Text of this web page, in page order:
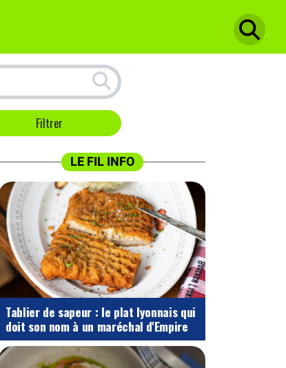
LE FIL INFO
Tablier de sapeur : le plat lyonnais qui
doit son nom à un maréchal d'Empire